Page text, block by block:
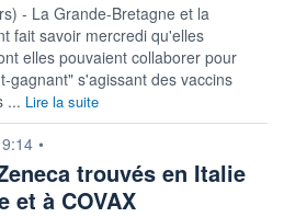
- La Grande-Bretagne et la
fait savoir mercredi qu'elles
elles pouvaient collaborer pour
gagnant" s'agissant des vaccins
... Lire la suite
•
trouvés en Italie
et à COVAX